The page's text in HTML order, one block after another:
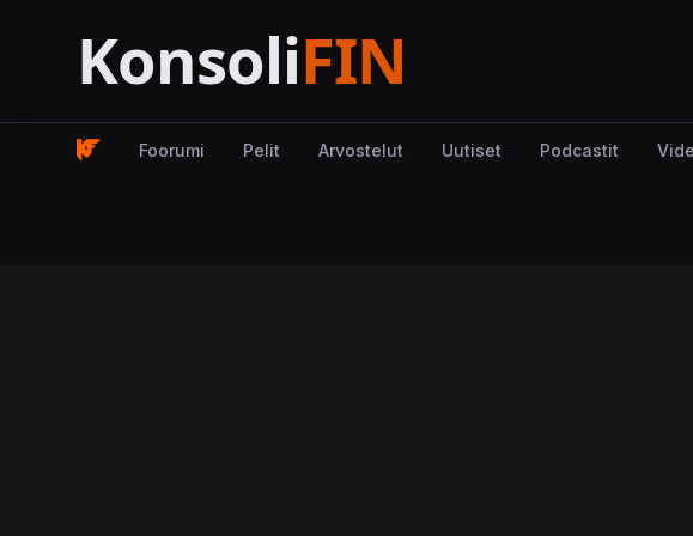
Foorumi Pelit Arvostelut Uutiset Podcastit